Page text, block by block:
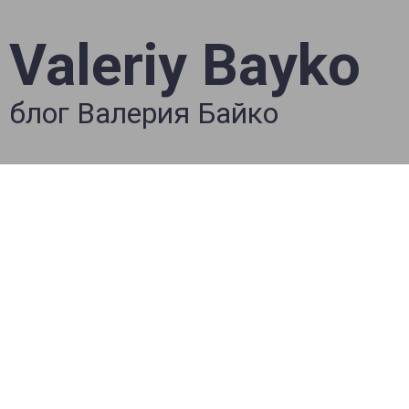
Valeriy Bayko
блог Валерия Байко